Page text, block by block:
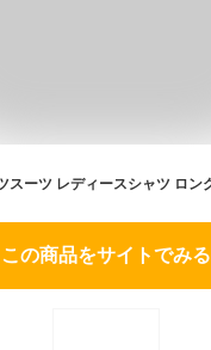
この商品をサイトでみる